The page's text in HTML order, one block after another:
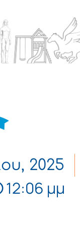
2025
12:06 μμ